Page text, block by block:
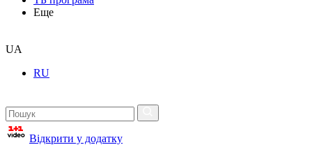
Еще
UA
RU
Відкрити у додатку